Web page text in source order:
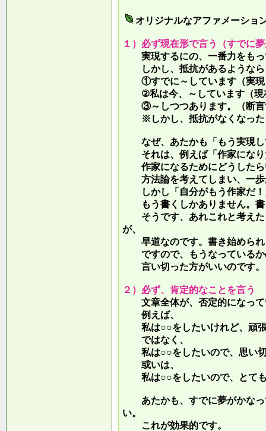
オリジナルなアファメーショ
１）必ず現在形で言う（すでに
実現するにの、一番力をもっ
しかし、抵抗があるような
①すでに～しています（実現
②私は今、～しています（現
③～しつつあります。（断言
※しかし、抵抗がなくなった
なぜ、あたかも「もう実現し
それは、例えば「作家になり
作家になるためにどうしたら
方法論を考えてしまい、一歩
しかし「自分がもう作家だ！
もう書くしかありません。書
そうです、あれこれと考えた
が、
早道なのです。書き始められ
ですので、もうなっているか
言い切った方がいいのです。
２）必ず、肯定的なことを言う
文章全体が、否定的になっ
例えば、
私は○○をしたいけれど、頑張
ではなく、
私は○○をしたいので、思い切
或いは、
私は○○をしたいので、とても
あたかも、すでに夢がかなっ
い。
これが効果的です。